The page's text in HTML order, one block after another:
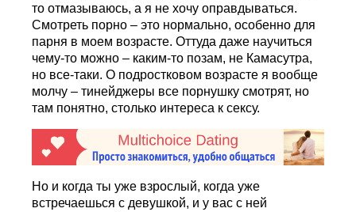
то отмазываюсь, а я не хочу оправдываться.
Смотреть порно – это нормально, особенно для
парня в моем возрасте. Оттуда даже научиться
чему-то можно – каким-то позам, не Камасутра,
но все-таки. О подростковом возрасте я вообще
молчу – тинейджеры все порнушку смотрят, но
там понятно, столько интереса к сексу.
Но и когда ты уже взрослый, когда уже
встречаешься с девушкой, и у вас с ней